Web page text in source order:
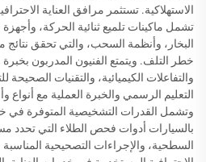
الاستهلاكية. تستثمر مرافق العناية
تشمل ماكينات تلميع ثنائية الحركة،
البخار، وأنظمة السحب، والتي تحقق نتائج
خطر التلف. ويتمتع الفنيون المدربون
والتفاعلات الكيميائية، والتقنيات
التعليم الرسمي والخبرة العملية مع
وتشمل القدرات التشخيصية المتوفرة في
بالسيارات أدوات فحص الطلاء التي تحدد
السطحية، والإجراءات التصحيحية